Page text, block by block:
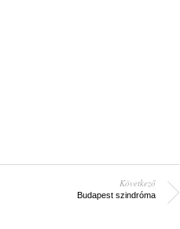
Következő
Budapest szindróma